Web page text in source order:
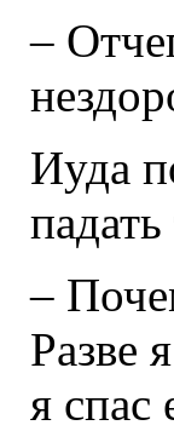
–
Иуда
–
Разве
я спас